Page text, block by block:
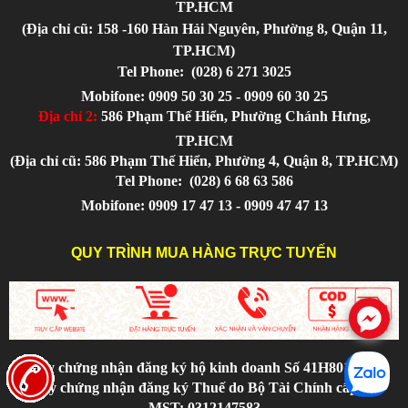
TP.HCM
(Địa chỉ cũ: 158 -160 Hàn Hải Nguyên, Phường 8, Quận 11,
TP.HCM)
Tel Phone: (028) 6 271 3025
Mobifone: 0909 50 30 25 - 0909 60 30 25
Địa chỉ 2: 586 Phạm Thế Hiển, Phường Chánh Hưng,
TP.HCM
(Địa chỉ cũ: 586 Phạm Thế Hiển, Phường 4, Quận 8, TP.HCM)
Tel Phone: (028) 6 68 63 586
Mobifone: 0909 17 47 13 - 0909 47 47 13
QUY TRÌNH MUA HÀNG TRỰC TUYẾN
Giấy chứng nhận đăng ký hộ kinh doanh Số 41H8017872.
Giấy chứng nhận đăng ký Thuế do Bộ Tài Chính cấp với
.